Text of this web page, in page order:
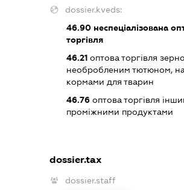
dossier.kveds:
46.90неспеціалізована
торгівля
46.21оптова торгівля
необробленим тютюном,
кормами для тварин
46.76оптова торгівля
проміжними продуктами
dossier.tax
dossier.staff